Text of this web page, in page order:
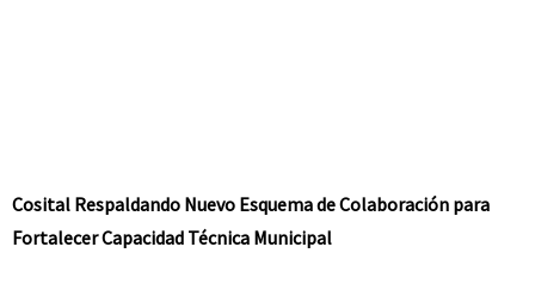
Cosital Respaldando Nuevo Esquema de Colaboración para
Fortalecer Capacidad Técnica Municipal